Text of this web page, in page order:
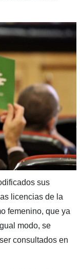
sus
licencias de la
femenino, que ya
modo, se
consultados en